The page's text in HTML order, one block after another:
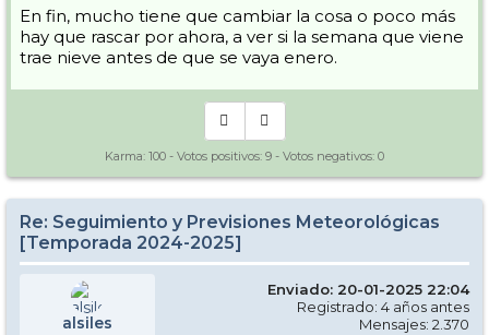
En fin, mucho tiene que cambiar la cosa o poco más
hay que rascar por ahora, a ver si la semana que viene
trae nieve antes de que se vaya enero.
Karma: 100 - Votos positivos: 9 - Votos negativos: 0
Re: Seguimiento y Previsiones Meteorológicas
[Temporada 2024-2025]
alsiles
Enviado: 20-01-2025 22:04
Registrado: 4 años antes
Mensajes: 2.370